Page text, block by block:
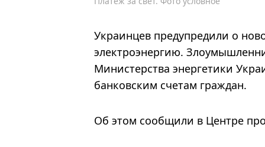
Украинцев предупредили о
электроэнергию.
Министерства энергетики
банковским счетам граждан.
Об этом сообщили в Центре